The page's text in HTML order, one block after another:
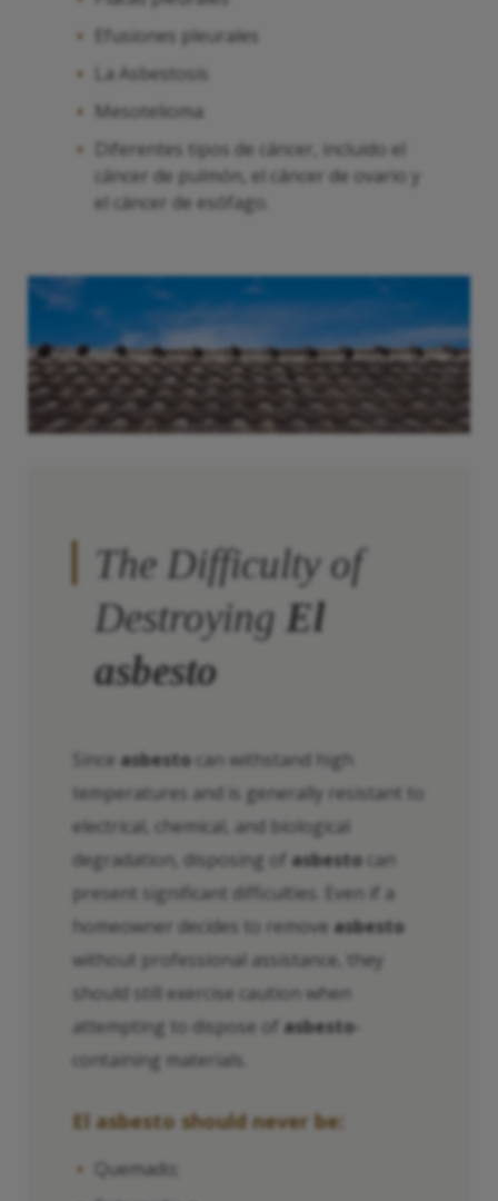
Efusiones pleurales
La Asbestosis
Mesotelioma
Diferentes tipos de cáncer, incluido el
cáncer de pulmón, el cáncer de ovario y
el cáncer de esófago.
The Difficulty of
Destroying El
asbesto
Since asbesto can withstand high
temperatures and is generally resistant to
electrical, chemical, and biological
degradation, disposing of asbesto can
present significant difficulties. Even if a
homeowner decides to remove asbesto
without professional assistance, they
should still exercise caution when
attempting to dispose of asbesto-
containing materials.
El asbesto should never be:
Quemado;